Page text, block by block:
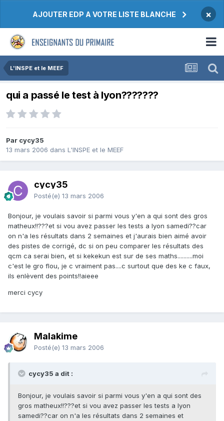
AJOUTER EDP A VOTRE LISTE BLANCHE ×
L'INSPE et le MEEF
qui a passé le test à lyon???????
Par cycy35
13 mars 2006 dans L'INSPE et le MEEF
cycy35
Posté(e) 13 mars 2006
Bonjour, je voulais savoir si parmi vous y'en a qui sont des gros
matheux!!???et si vou avez passer les tests a lyon samedi??car
on n'a les résultats dans 2 semaines et j'aurais bien aimé avoir
des pistes de corrigé, dc si on peu comparer les résultats des
qcm ca serai bien, et si kekekun est sur de ses maths..........moi
c'est le gro flou, je c vraiment pas....c surtout que des ke c faux,
ils enlèvent des points!!aieee
merci cycy
Malakime
Posté(e) 13 mars 2006
cycy35 a dit :
Bonjour, je voulais savoir si parmi vous y'en a qui sont des
gros matheux!!???et si vou avez passer les tests a lyon
samedi??car on n'a les résultats dans 2 semaines et